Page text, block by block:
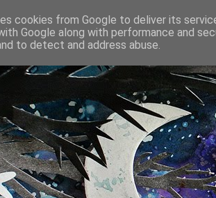
cookies from Google to deliver its
Google along with performance and
to detect and address abuse.